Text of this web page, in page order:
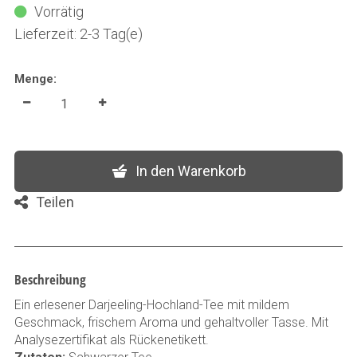
Vorrätig
Lieferzeit: 2-3 Tag(e)
Menge:
In den Warenkorb
Teilen
Beschreibung
Ein erlesener Darjeeling-Hochland-Tee mit mildem
Geschmack, frischem Aroma und gehaltvoller Tasse. Mit
Analysezertifikat als Rückenetikett.